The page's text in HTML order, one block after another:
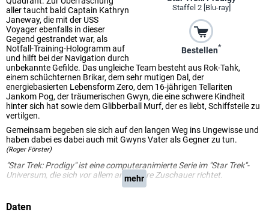
Staffel 2 [Blu-ray]
Bestellen*
aller taucht bald Captain Kathryn
Janeway, die mit der USS
Voyager ebenfalls in dieser
Gegend gestrandet war, als
Notfall-Training-Hologramm auf
und hilft bei der Navigation durch
unbekannte Gefilde. Das ungleiche Team besteht aus Rok-Tahk,
einem schüchternen Brikar, dem sehr mutigen Dal, der
energiebasierten Lebensform Zero, dem 16-jährigen Tellariten
Jankom Pog, der träumerischen Gwyn, die eine schwere Kindheit
hinter sich hat sowie dem Glibberball Murf, der es liebt, Schiffsteile zu
vertilgen.
Gemeinsam begeben sie sich auf den langen Weg ins Ungewisse und
haben dabei es dabei auch mit Gwyns Vater als Gegner zu tun.
(Roger Förster)
"Star Trek: Prodigy" ist eine computeranimierte Serie im "Star Trek"-
Universum, die sich vor allem an jüngere Zuschauer richtet.
mehr
Daten